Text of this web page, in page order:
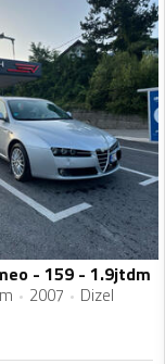
- 159 - 1.9jtdm
2007 Dizel